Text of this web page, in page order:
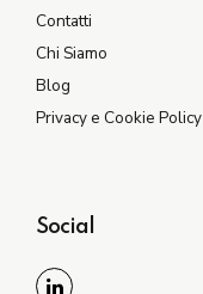
Contatti
Chi Siamo
Blog
Privacy e Cookie Policy
Social